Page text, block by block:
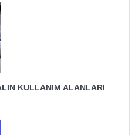
KULLANIM ALANLARI